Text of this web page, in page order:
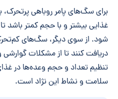
برای سگ‌های پامر روباهی
غذایی بیشتر و با حجم کمتر باشد تا
شود. از سوی دیگر، سگ‌های
دریافت کنند تا از مشکلات
تنظیم تعداد و حجم وعده‌ها در
سلامت و نشاط این نژاد است.